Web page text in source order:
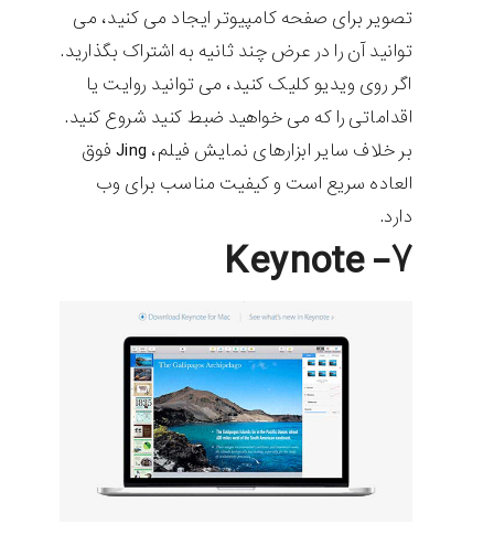
تصویر برای صفحه کامپیوتر ایجاد می کنید، می
توانید آن را در عرض چند ثانیه به اشتراک بگذارید.
اگر روی ویدیو کلیک کنید، می توانید روایت یا
اقداماتی را که می خواهید ضبط کنید شروع کنید.
بر خلاف سایر ابزارهای نمایش فیلم، Jing فوق
العاده سریع است و کیفیت مناسب برای وب
دارد.
۷- Keynote